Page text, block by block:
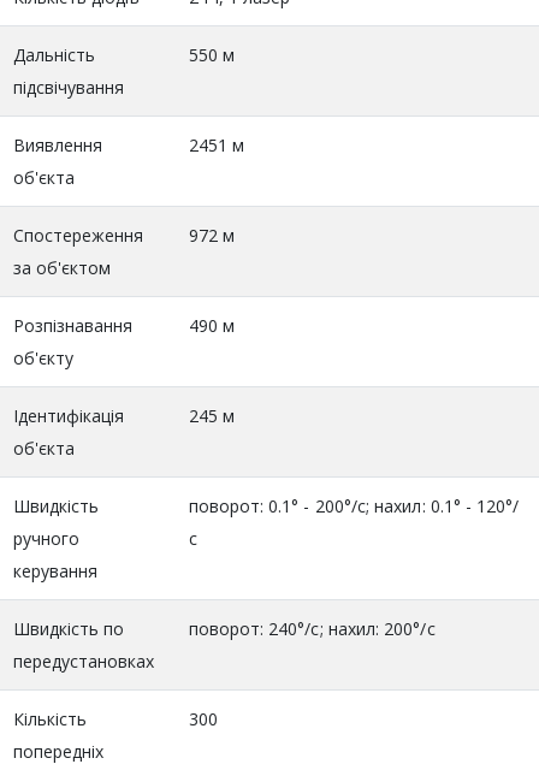
Дальність
підсвічування
550 м
Виявлення
об'єкта
2451 м
Спостереження
за об'єктом
972 м
Розпізнавання
об'єкту
490 м
Ідентифікація
об'єкта
245 м
Швидкість
ручного
керування
поворот: 0.1° - 200°/с; нахил: 0.1° - 120°/
с
Швидкість по
передустановках
поворот: 240°/с; нахил: 200°/с
Кількість
попередніх
300